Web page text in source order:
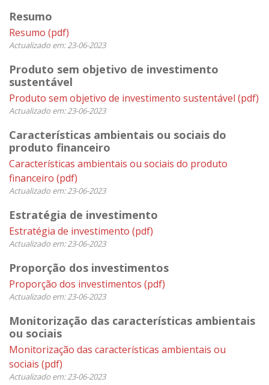
Resumo
Resumo (pdf)
Actualizado em: 23-06-2023
Produto sem objetivo de investimento
sustentável
Produto sem objetivo de investimento sustentável (pdf)
Actualizado em: 23-06-2023
Características ambientais ou sociais do
produto financeiro
Características ambientais ou sociais do produto
financeiro (pdf)
Actualizado em: 23-06-2023
Estratégia de investimento
Estratégia de investimento (pdf)
Actualizado em: 23-06-2023
Proporção dos investimentos
Proporção dos investimentos (pdf)
Actualizado em: 23-06-2023
Monitorização das características ambientais
ou sociais
Monitorização das características ambientais ou
sociais (pdf)
Actualizado em: 23-06-2023